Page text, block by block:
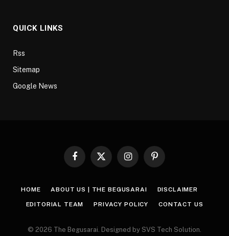
QUICK LINKS
Rss
Sitemap
Google News
Facebook
X
InstagramPinterest
HOME ABOUT US | THE BEGUSARAI DISCLAIMER
EDITORIAL TEAM PRIVACY POLICY CONTACT US
© 2026 The Begusarai. Designed by SVS Tech Solution.